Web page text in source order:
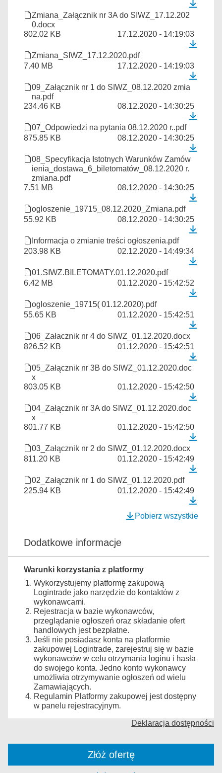
Zmiana_Załącznik nr 3A do SIWZ_17.12.202
0.docx
802.02 KB
17.12.2020 - 14:19:03
Zmiana_SIWZ_17.12.2020.pdf
7.40 MB
17.12.2020 - 14:19:03
09_Załącznik nr 1 do SIWZ_08.12.2020 zmia
na.pdf
234.46 KB
08.12.2020 - 14:30:25
07_Odpowiedzi na pytania 08.12.2020 r..pdf
875.85 KB
08.12.2020 - 14:30:25
08_Specyfikacja Istotnych Warunków Zamów
ienia_dostawa_6_biletomatów_08.12.2020 r.
zmiana.pdf
7.51 MB
08.12.2020 - 14:30:25
ogloszenie_19715_08.12.2020_Zmiana.pdf
55.92 KB
08.12.2020 - 14:30:25
Informacja o zmianie treści ogłoszenia.pdf
203.98 KB
02.12.2020 - 14:49:34
01.SIWZ.BILETOMATY.01.12.2020.pdf
6.42 MB
01.12.2020 - 15:42:52
ogloszenie_19715( 01.12.2020).pdf
55.65 KB
01.12.2020 - 15:42:51
06_Załacznik nr 4 do SIWZ_01.12.2020.docx
826.52 KB
01.12.2020 - 15:42:51
05_Załącznik nr 3B do SIWZ_01.12.2020.doc
x
803.05 KB
01.12.2020 - 15:42:50
04_Załącznik nr 3A do SIWZ_01.12.2020.doc
x
801.77 KB
01.12.2020 - 15:42:50
03_Załącznik nr 2 do SIWZ_01.12.2020.docx
811.20 KB
01.12.2020 - 15:42:49
02_Załącznik nr 1 do SIWZ_01.12.2020.pdf
225.94 KB
01.12.2020 - 15:42:49
Pobierz wszystkie
Dodatkowe informacje
Warunki korzystania z platformy
Wykorzystujemy platformę zakupową
Logintrade jako narzędzie do kontaktów z
wykonawcami.
Rejestracja w bazie wykonawców,
przeglądanie ogłoszeń oraz składanie ofert
handlowych jest bezpłatne.
Jeśli nie posiadasz konta na platformie
zakupowej Logintrade, zarejestruj się w bazie
wykonawców w celu otrzymania loginu i hasła
do swojego konta. Jedno konto wykonawcy
umożliwia otrzymywanie ogłoszeń od wielu
Zamawiających.
Regulamin Platformy zakupowej jest dostępny
w panelu rejestracyjnym.
Deklaracja dostępności
Złóż ofertę